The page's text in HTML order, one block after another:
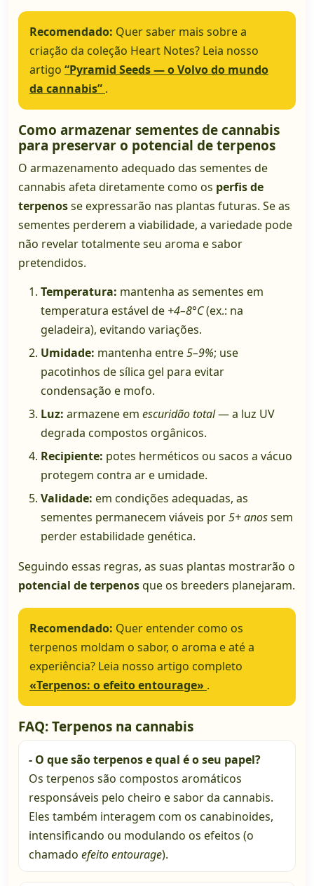
Recomendado: Quer saber mais sobre a
criação da coleção Heart Notes? Leia nosso
artigo “Pyramid Seeds — o Volvo do mundo
da cannabis” .
Como armazenar sementes de cannabis
para preservar o potencial de terpenos
O armazenamento adequado das sementes de
cannabis afeta diretamente como os perfis de
terpenosse expressarão nas plantas futuras. Se as
sementes perderem a viabilidade, a variedade pode
não revelar totalmente seu aroma e sabor
pretendidos.
Temperatura: mantenha as sementes em
temperatura estável de +4–8°C(ex.: na
geladeira), evitando variações.
Umidade: mantenha entre5–9%; use
pacotinhos de sílica gel para evitar
condensação e mofo.
Luz: armazene em escuridão total— a luz UV
degrada compostos orgânicos.
Recipiente: potes herméticos ou sacos a vácuo
protegem contra ar e umidade.
Validade: em condições adequadas, as
sementes permanecem viáveis por5+ anossem
perder estabilidade genética.
Seguindo essas regras, as suas plantas mostrarão o
potencial de terpenosque os breeders planejaram.
Recomendado: Quer entender como os
terpenos moldam o sabor, o aroma e até a
experiência? Leia nosso artigo completo
«Terpenos: o efeito entourage» .
FAQ: Terpenos na cannabis
- O que são terpenos e qual é o seu papel?
Os terpenos são compostos aromáticos
responsáveis pelo cheiro e sabor da cannabis.
Eles também interagem com os canabinoides,
intensificando ou modulando os efeitos (o
chamado efeito entourage).